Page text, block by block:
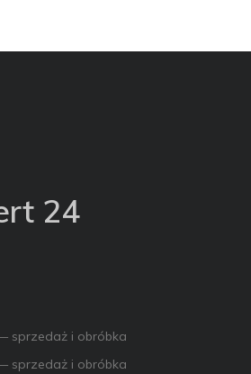
24
sprzedaż i obróbka
sprzedaż i obróbka